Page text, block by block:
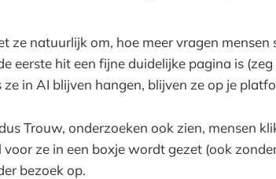
ze natuurlijk om, hoe meer vragen mensen
eerste hit een fijne duidelijke pagina is
in AI blijven hangen, blijven ze op je
Trouw, onderzoeken ook zien, mensen
ze in een boxje wordt gezet (ook
bezoek op.